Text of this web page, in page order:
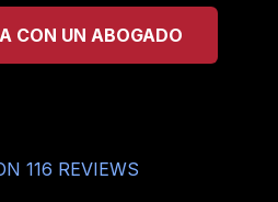
116 REVIEWS
CON UN ABOGADO